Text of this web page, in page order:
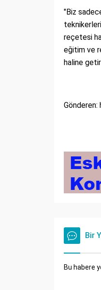
"Biz
reçetesi
eğitim ve
haline
Gönderen:
Bir
Bu habere